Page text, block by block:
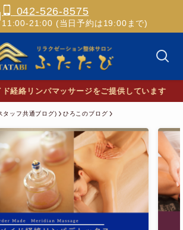
042-526-8575
11:00-21:00 (当日予約は19:00まで)
✨ホス
タッフ共通ブログ) ひろこのブログ